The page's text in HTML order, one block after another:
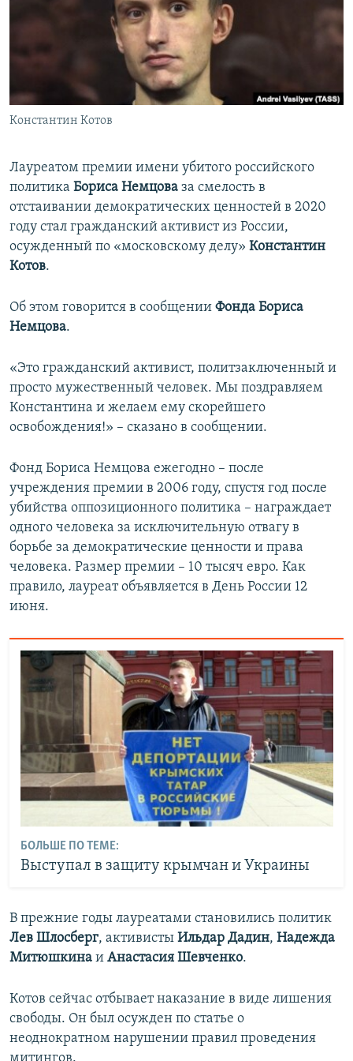
ПОБЕДИТЕЛЕЙ НЕ СУДЯТ?
КРЫМ.НЕПОКОРЕННЫЙ
УКРАИНСКАЯ ПРОБЛЕМА КРЫМА
ПРИСОЕДИНЯЙТЕСЬ!
Все сайты RFE/RL
Константин Котов
Лауреатом премии имени убитого российского
политика Бориса Немцова за смелость в
отстаивании демократических ценностей в 2020
году стал гражданский активист из России,
осужденный по «московскому делу» Константин
Котов.
Об этом говорится в сообщении Фонда Бориса
Немцова.
«Это гражданский активист, политзаключенный и
просто мужественный человек. Мы поздравляем
Константина и желаем‪ ему скорейшего
освобождения!» – сказано в сообщении.
Фонд Бориса Немцова ежегодно – после
учреждения премии в 2006 году, спустя год после
убийства оппозиционного политика – награждает
одного человека за исключительную отвагу в
борьбе за демократические ценности и права
человека. Размер премии – 10 тысяч евро. Как
правило, лауреат объявляется в День России 12
июня.
БОЛЬШЕ ПО ТЕМЕ:
Выступал в защиту крымчан и Украины
В прежние годы лауреатами становились политик
Лев Шлосберг, активисты Ильдар Дадин, Надежда
Митюшкина и Анастасия Шевченко.
Котов сейчас отбывает наказание в виде лишения
свободы. Он был осужден по статье о
неоднократном нарушении правил проведения
митингов.